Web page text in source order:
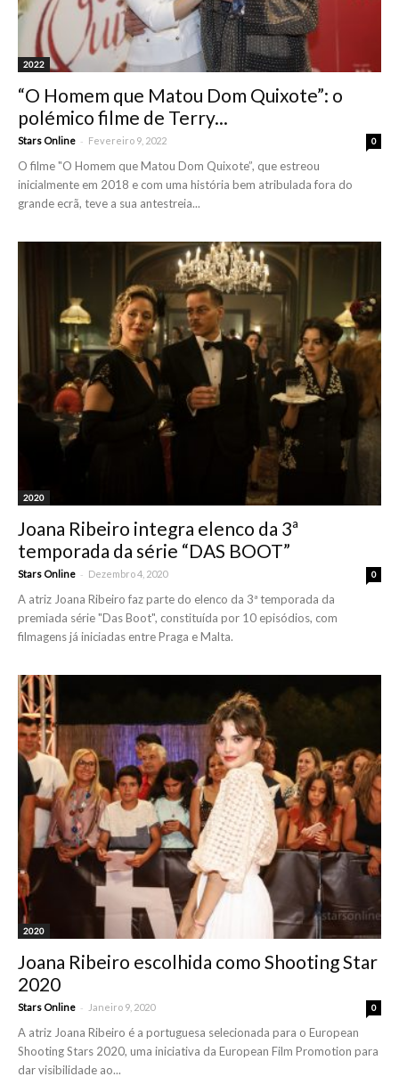
2022
“O Homem que Matou Dom Quixote”: o
polémico filme de Terry...
Stars Online - Fevereiro 9, 2022 0
O filme "O Homem que Matou Dom Quixote”, que estreou
inicialmente em 2018 e com uma história bem atribulada fora do
grande ecrã, teve a sua antestreia...
2020
Joana Ribeiro integra elenco da 3ª
temporada da série “DAS BOOT”
Stars Online - Dezembro 4, 2020 0
A atriz Joana Ribeiro faz parte do elenco da 3ª temporada da
premiada série "Das Boot", constituída por 10 episódios, com
filmagens já iniciadas entre Praga e Malta.
2020
Joana Ribeiro escolhida como Shooting Star
2020
Stars Online - Janeiro 9, 2020 0
A atriz Joana Ribeiro é a portuguesa selecionada para o European
Shooting Stars 2020, uma iniciativa da European Film Promotion para
dar visibilidade ao...